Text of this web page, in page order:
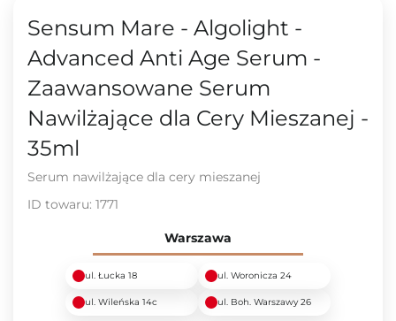
Sensum Mare - Algolight -
Advanced Anti Age Serum -
Zaawansowane Serum
Nawilżające dla Cery Mieszanej -
35ml
Serum nawilżające dla cery mieszanej
ID towaru: 1771
Warszawa
ul. Łucka 18 ul. Woronicza 24
ul. Wileńska 14c ul. Boh. Warszawy 26